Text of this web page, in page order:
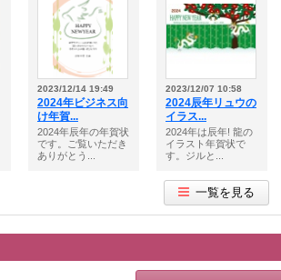
2023/12/14 19:49
2024年ビジネス向
け年賀...
2024年辰年の年賀状
です。ご覧いただき
ありがとう...
2023/12/07 10:58
2024辰年リュウの
イラス...
2024年は辰年! 龍の
イラスト年賀状で
す。ジルと...
一覧を見る